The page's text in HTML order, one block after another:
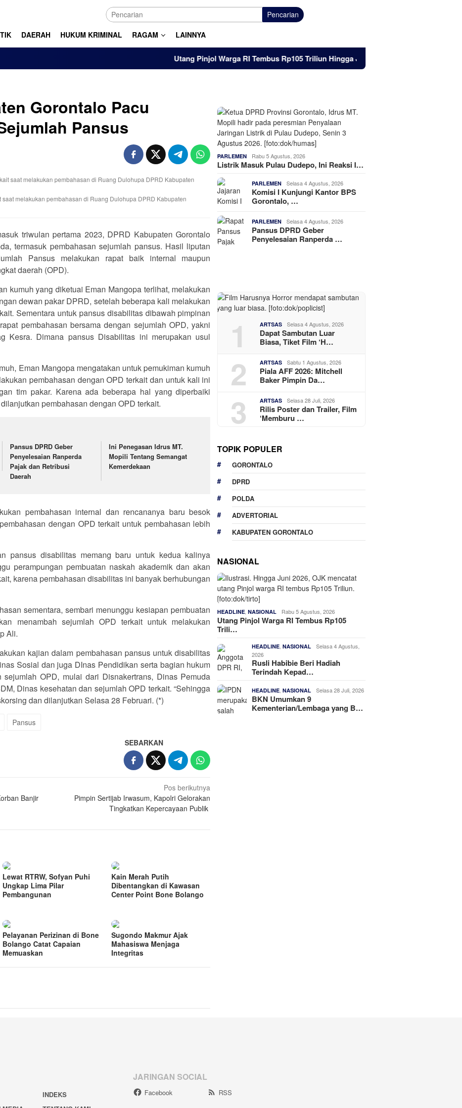
Pencarian
DAERAH HUKUM KRIMINAL RAGAM LAINNYA
Utang Pinjol Warga RI Tembus Rp105 Triliun Hingga Juni 2026
Gorontalo Pacu
Pansus
melakukan pembahasan di Ruang Dulohupa DPRD Kabupaten
triwulan pertama 2023, DPRD Kabupaten Gorontalo
termasuk pembahasan sejumlah pansus. Hasil liputan
Pansus melakukan rapat baik internal maupun
daerah (OPD).
kumuh yang diketuai Eman Mangopa terlihat, melakukan
dewan pakar DPRD, setelah beberapa kali melakukan
Sementara untuk pansus disabilitas dibawah pimpinan
pembahasan bersama dengan sejumlah OPD, yakni
Kesra. Dimana pansus Disabilitas ini merupakan usul
Eman Mangopa mengatakan untuk pemukiman kumuh
pembahasan dengan OPD terkait dan untuk kali ini
tim pakar. Karena ada beberapa hal yang diperbaiki
pembahasan dengan OPD terkait.
Pansus DPRD Geber
Penyelesaian Ranperda
Pajak dan Retribusi
Daerah
Ini Penegasan Idrus MT.
Mopili Tentang Semangat
Kemerdekaan
pembahasan internal dan rencananya baru besok
dengan OPD terkait untuk pembahasan lebih
pansus disabilitas memang baru untuk kedua kalinya
perampungan pembuatan naskah akademik dan akan
karena pembahasan disabilitas ini banyak berhubungan
sementara, sembari menunggu kesiapan pembuatan
menambah sejumlah OPD terkait untuk melakukan
Ali.
kajian dalam pembahasan pansus untuk disabilitas
Sosial dan juga DInas Pendidikan serta bagian hukum
OPD, mulai dari Disnakertrans, Dinas Pemuda
Dinas kesehatan dan sejumlah OPD terkait. “Sehingga
dan dilanjutkan Selasa 28 Februari. (*)
Pansus
SEBARKAN
Banjir
Pos berikutnya
Pimpin Sertijab Irwasum, Kapolri Gelorakan
Tingkatkan Kepercayaan Publik
Lewat RTRW, Sofyan Puhi
Ungkap Lima Pilar
Pembangunan
Kain Merah Putih
Dibentangkan di Kawasan
Center Point Bone Bolango
Pelayanan Perizinan di Bone
Bolango Catat Capaian
Memuaskan
Sugondo Makmur Ajak
Mahasiswa Menjaga
Integritas
PARLEMEN Rabu 5 Agustus, 2026
Listrik Masuk Pulau Dudepo, Ini Reaksi I…
PARLEMEN Selasa 4 Agustus, 2026
Komisi I Kunjungi Kantor BPS
Gorontalo, …
PARLEMEN Selasa 4 Agustus, 2026
Pansus DPRD Geber
Penyelesaian Ranperda …
1 ARTSAS Selasa 4 Agustus, 2026
Dapat Sambutan Luar
Biasa, Tiket Film ‘H…
2 ARTSAS Sabtu 1 Agustus, 2026
Piala AFF 2026: Mitchell
Baker Pimpin Da…
3 ARTSAS Selasa 28 Juli, 2026
Rilis Poster dan Trailer, Film
‘Memburu …
TOPIK POPULER
GORONTALO
DPRD
POLDA
ADVERTORIAL
KABUPATEN GORONTALO
NASIONAL
HEADLINE ,NASIONAL Rabu 5 Agustus, 2026
Utang Pinjol Warga RI Tembus Rp105
Trili…
HEADLINE ,NASIONAL
Selasa 4 Agustus,
2026
Rusli Habibie Beri Hadiah
Terindah Kepad…
HEADLINE ,NASIONAL Selasa 28 Juli, 2026
BKN Umumkan 9
Kementerian/Lembaga yang B…
INDEKS
JARINGAN SOCIAL
Facebook RSS